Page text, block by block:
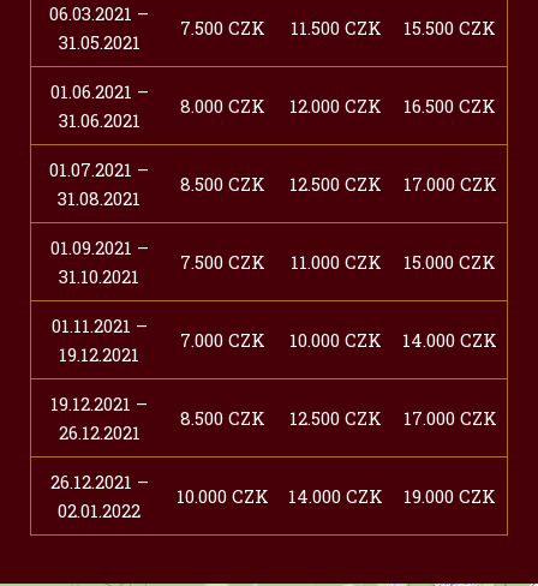
06.03.2021 –
31.05.2021
7.500 CZK 11.500 CZK 15.500 CZK
01.06.2021 –
31.06.2021
8.000 CZK 12.000 CZK 16.500 CZK
01.07.2021 –
31.08.2021
8.500 CZK 12.500 CZK 17.000 CZK
01.09.2021 –
31.10.2021
7.500 CZK 11.000 CZK 15.000 CZK
01.11.2021 –
19.12.2021
7.000 CZK 10.000 CZK 14.000 CZK
19.12.2021 –
26.12.2021
8.500 CZK 12.500 CZK 17.000 CZK
26.12.2021 –
02.01.2022
10.000 CZK 14.000 CZK 19.000 CZK